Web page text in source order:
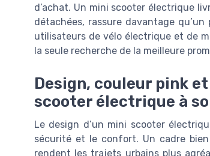
d’achat. Un mini scooter électrique
détachées, rassure davantage
utilisateurs de vélo électrique et de
la seule recherche de la meilleure
Design, couleur pink
scooter électrique à
Le design d’un mini scooter
sécurité et le confort. Un cadre
rendent les trajets urbains plus